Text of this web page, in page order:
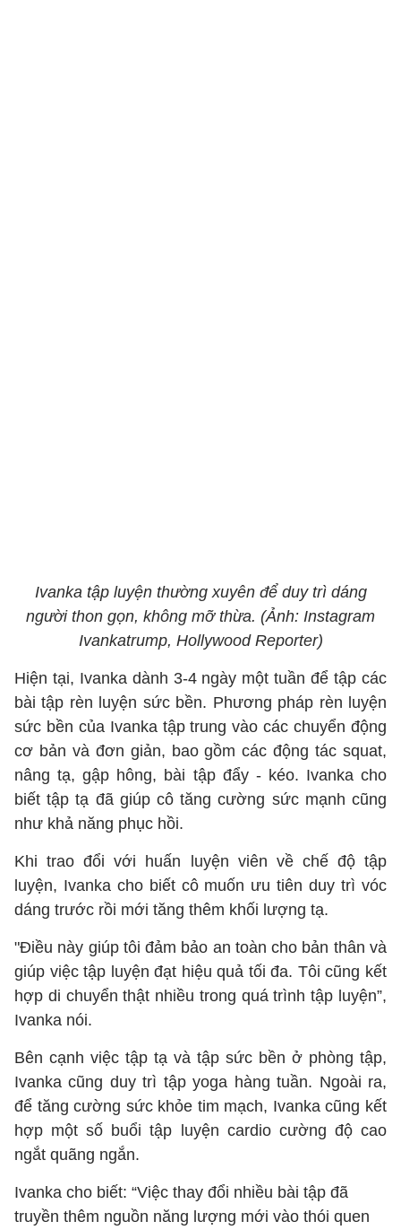
Ivanka tập luyện thường xuyên để duy trì dáng
người thon gọn, không mỡ thừa. (Ảnh: Instagram
Ivankatrump, Hollywood Reporter)
Hiện tại, Ivanka dành 3-4 ngày một tuần để tập các
bài tập rèn luyện sức bền. Phương pháp rèn luyện
sức bền của Ivanka tập trung vào các chuyển động
cơ bản và đơn giản, bao gồm các động tác squat,
nâng tạ, gập hông, bài tập đẩy - kéo. Ivanka cho
biết tập tạ đã giúp cô tăng cường sức mạnh cũng
như khả năng phục hồi.
Khi trao đổi với huấn luyện viên về chế độ tập
luyện, Ivanka cho biết cô muốn ưu tiên duy trì vóc
dáng trước rồi mới tăng thêm khối lượng tạ.
"Điều này giúp tôi đảm bảo an toàn cho bản thân và
giúp việc tập luyện đạt hiệu quả tối đa. Tôi cũng kết
hợp di chuyển thật nhiều trong quá trình tập luyện”,
Ivanka nói.
Bên cạnh việc tập tạ và tập sức bền ở phòng tập,
Ivanka cũng duy trì tập yoga hàng tuần. Ngoài ra,
để tăng cường sức khỏe tim mạch, Ivanka cũng kết
hợp một số buổi tập luyện cardio cường độ cao
ngắt quãng ngắn.
Ivanka cho biết: “Việc thay đổi nhiều bài tập đã
truyền thêm nguồn năng lượng mới vào thói quen